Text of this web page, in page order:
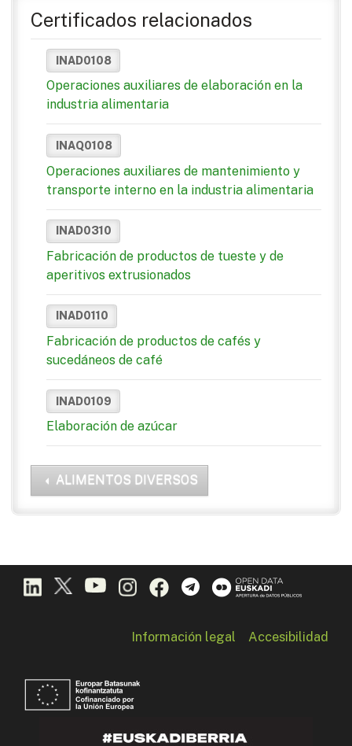
Certificados relacionados
INAD0108
Operaciones auxiliares de elaboración en la
industria alimentaria
INAQ0108
Operaciones auxiliares de mantenimiento y
transporte interno en la industria alimentaria
INAD0310
Fabricación de productos de tueste y de
aperitivos extrusionados
INAD0110
Fabricación de productos de cafés y
sucedáneos de café
INAD0109
Elaboración de azúcar
ALIMENTOS DIVERSOS
Información legal Accesibilidad